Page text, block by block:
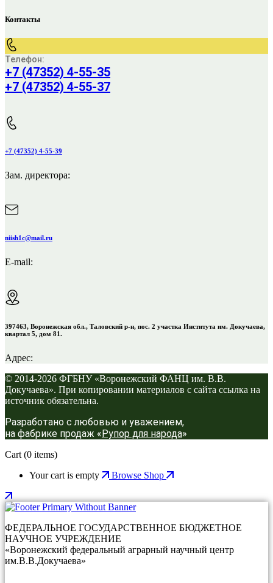
Контакты
Телефон:
+7 (47352) 4-55-35
+7 (47352) 4-55-37
+7 (47352) 4-55-39
Зам. директора:
niish1c@mail.ru
E-mail:
397463, Воронежская обл., Таловский р-н, пос. 2 участка Института им. Докучаева,
квартал 5, дом 81.
Адрес:
© 2014-2026 ФГБНУ «Воронежский ФАНЦ им. В.В.
Докучаева». При копировании материалов с сайта ссылка на
источник обязательна.
Разработано с любовью и уважением,
на фабрике продаж «Рупор для народа»
Cart (0 items)
Your cart is empty
Browse Shop
ФЕДЕРАЛЬНОЕ ГОСУДАРСТВЕННОЕ БЮДЖЕТНОЕ
НАУЧНОЕ УЧРЕЖДЕНИЕ
«Воронежский федеральный аграрный научный центр
им.В.В.Докучаева»